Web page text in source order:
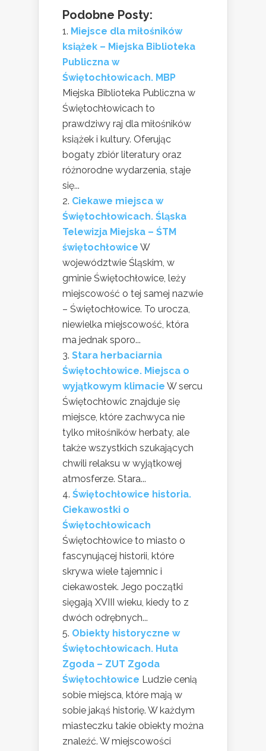
Podobne Posty:
Miejsce dla miłośników
książek – Miejska Biblioteka
Publiczna w
Świętochłowicach. MBP
Miejska Biblioteka Publiczna w
Świętochłowicach to
prawdziwy raj dla miłośników
książek i kultury. Oferując
bogaty zbiór literatury oraz
różnorodne wydarzenia, staje
się...
Ciekawe miejsca w
Świętochłowicach. Śląska
Telewizja Miejska – ŚTM
świętochłowice W
województwie Śląskim, w
gminie Świętochłowice, leży
miejscowość o tej samej nazwie
– Świętochłowice. To urocza,
niewielka miejscowość, która
ma jednak sporo...
Stara herbaciarnia
Świętochłowice. Miejsca o
wyjątkowym klimacie W sercu
Świętochłowic znajduje się
miejsce, które zachwyca nie
tylko miłośników herbaty, ale
także wszystkich szukających
chwili relaksu w wyjątkowej
atmosferze. Stara...
Świętochłowice historia.
Ciekawostki o
Świętochłowicach
Świętochłowice to miasto o
fascynującej historii, które
skrywa wiele tajemnic i
ciekawostek. Jego początki
sięgają XVIII wieku, kiedy to z
dwóch odrębnych...
Obiekty historyczne w
Świętochłowicach. Huta
Zgoda – ZUT Zgoda
Świętochłowice Ludzie cenią
sobie miejsca, które mają w
sobie jakąś historię. W każdym
miasteczku takie obiekty można
znaleźć. W miejscowości